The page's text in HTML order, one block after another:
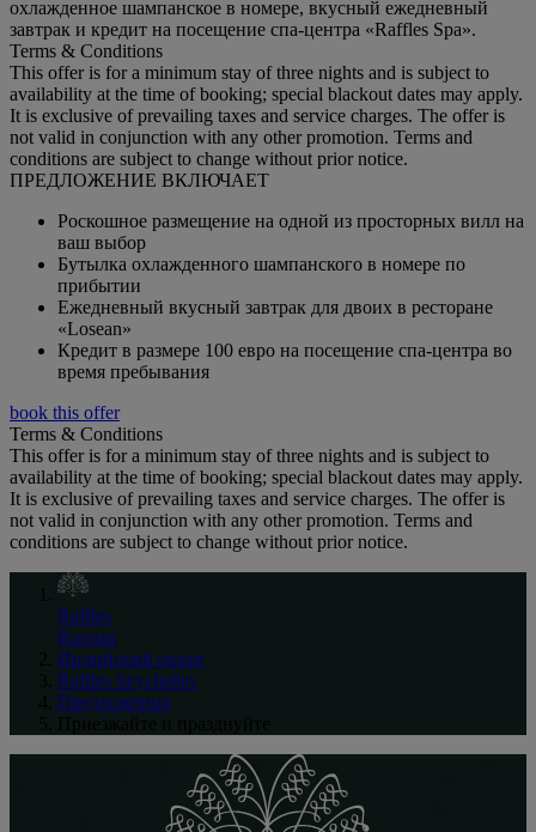
охлажденное шампанское в номере, вкусный ежедневный
завтрак и кредит на посещение спа-центра «Raffles Spa».
Terms & Conditions
This offer is for a minimum stay of three nights and is subject to
availability at the time of booking; special blackout dates may apply.
It is exclusive of prevailing taxes and service charges. The offer is
not valid in conjunction with any other promotion. Terms and
conditions are subject to change without prior notice.
ПРЕДЛОЖЕНИЕ ВКЛЮЧАЕТ
Роскошное размещение на одной из просторных вилл на
ваш выбор
Бутылка охлажденного шампанского в номере по
прибытии
Ежедневный вкусный завтрак для двоих в ресторане
«Losean»
Кредит в размере 100 евро на посещение спа-центра во
время пребывания
book this offer
Terms & Conditions
This offer is for a minimum stay of three nights and is subject to
availability at the time of booking; special blackout dates may apply.
It is exclusive of prevailing taxes and service charges. The offer is
not valid in conjunction with any other promotion. Terms and
conditions are subject to change without prior notice.
Raffles
Russian
Индийский океан
Raffles Seychelles
Предложения